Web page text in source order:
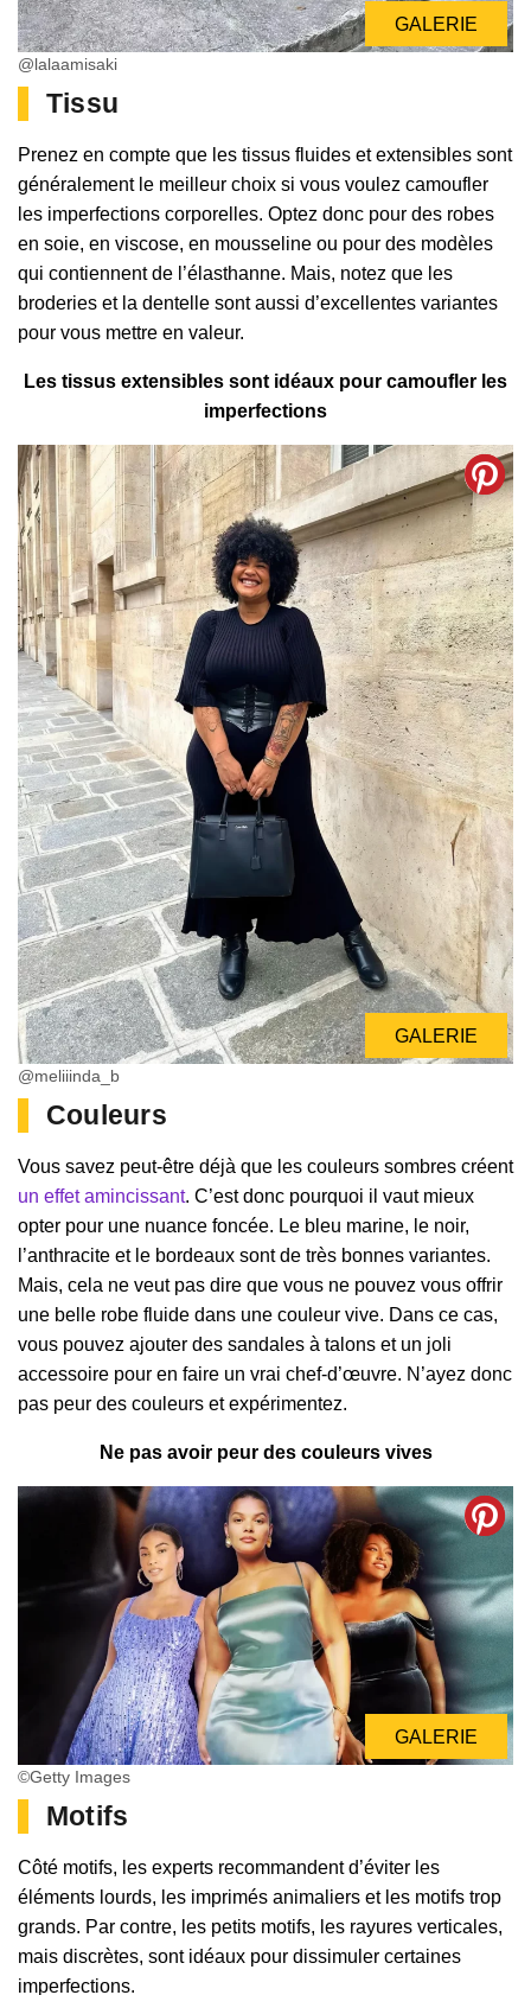
@lalaamisaki
GALERIE
Tissu
Prenez en compte que les tissus fluides et extensibles sont
généralement le meilleur choix si vous voulez camoufler
les imperfections corporelles. Optez donc pour des robes
en soie, en viscose, en mousseline ou pour des modèles
qui contiennent de l’élasthanne. Mais, notez que les
broderies et la dentelle sont aussi d’excellentes variantes
pour vous mettre en valeur.
Les tissus extensibles sont idéaux pour camoufler les
imperfections
@meliiinda_b
GALERIE
Couleurs
Vous savez peut-être déjà que les couleurs sombres créent
un effet amincissant. C’est donc pourquoi il vaut mieux
opter pour une nuance foncée. Le bleu marine, le noir,
l’anthracite et le bordeaux sont de très bonnes variantes.
Mais, cela ne veut pas dire que vous ne pouvez vous offrir
une belle robe fluide dans une couleur vive. Dans ce cas,
vous pouvez ajouter des sandales à talons et un joli
accessoire pour en faire un vrai chef-d’œuvre. N’ayez donc
pas peur des couleurs et expérimentez.
Ne pas avoir peur des couleurs vives
©Getty Images
GALERIE
Motifs
Côté motifs, les experts recommandent d’éviter les
éléments lourds, les imprimés animaliers et les motifs trop
grands. Par contre, les petits motifs, les rayures verticales,
mais discrètes, sont idéaux pour dissimuler certaines
imperfections.